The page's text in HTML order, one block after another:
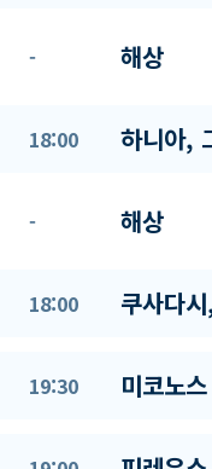
- 해상
18:00 하니아,
- 해상
18:00 쿠사다
19:30 미코노